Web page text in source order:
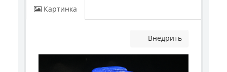
Картинка
Внедрить